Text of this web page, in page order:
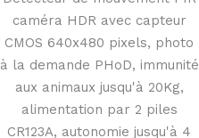
caméra HDR avec capteur
CMOS 640x480 pixels, photo
à la demande PHoD, immunité
aux animaux jusqu'à 20Kg,
alimentation par 2 piles
CR123A, autonomie jusqu'à 4